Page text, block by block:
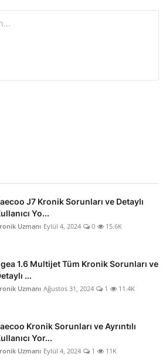
J7 Kronik Sorunları ve Detaylı
Yo...
Uzmanı Eylül 4, 2024 0 15.6K
1.6 Multijet Tüm Kronik Sorunları ve
...
Uzmanı Ağustos 31, 2024 1 11.4K
Kronik Sorunları ve Ayrıntılı
Yor...
Uzmanı Eylül 4, 2024 1 11K